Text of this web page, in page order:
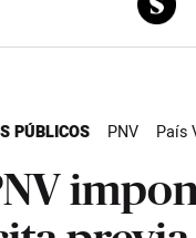
PÚBLICOS PNV País